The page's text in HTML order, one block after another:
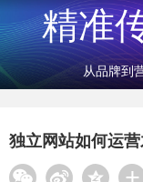
精准
从品牌到
独立网站如何运